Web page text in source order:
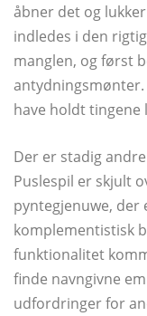
åbner det og
indledes i den
manglen, og først
have holdt tingene
Der er stadig
Puslespil er skjult
pyntegjenuwe,
komplementistisk
funktionalitet
finde navngivne
udfordringer for